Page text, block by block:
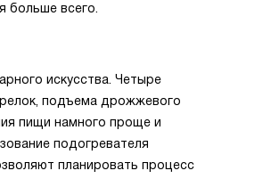
больше всего.
искусства. Четыре
подъема дрожжевого
пищи намного проще и
подогревателя
планировать процесс